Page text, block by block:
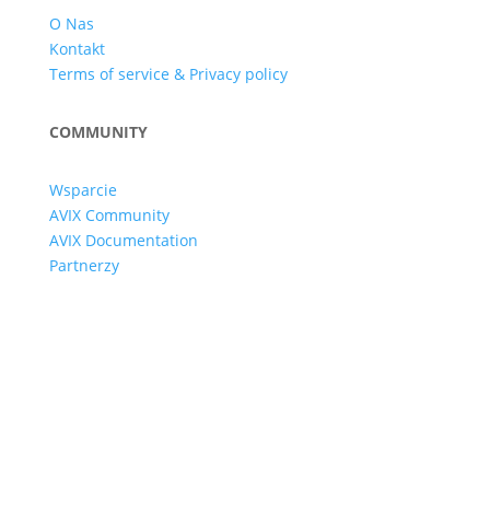
O Nas
Kontakt
Terms of service & Privacy policy
COMMUNITY
Wsparcie
AVIX Community
AVIX Documentation
Partnerzy